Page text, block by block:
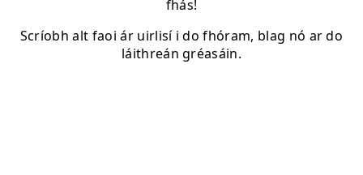
fhás!
Scríobh alt faoi ár uirlisí i do fhóram, blag nó ar do
láithreán gréasáin.